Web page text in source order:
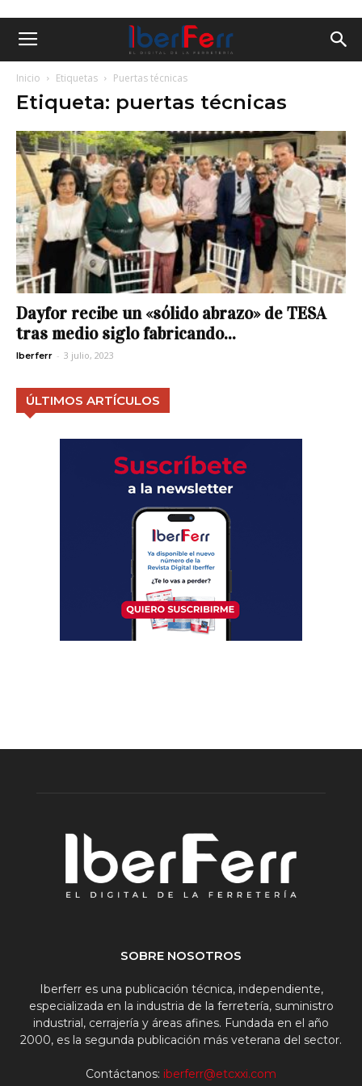
Inicio Etiquetas Puertas técnicas
Etiqueta: puertas técnicas
Dayfor recibe un «sólido abrazo» de TESA
tras medio siglo fabricando...
Iberferr - 3 julio, 2023
ÚLTIMOS ARTÍCULOS
SOBRE NOSOTROS
Iberferr es una publicación técnica, independiente,
especializada en la industria de la ferretería, suministro
industrial, cerrajería y áreas afines. Fundada en el año
2000, es la segunda publicación más veterana del sector.
Contáctanos: iberferr@etcxxi.com